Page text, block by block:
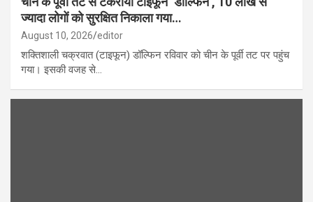
ज्यादा लोगों को सुरक्षित निकाला गया…
August 10, 2026 editor
शक्तिशाली चक्रवात (टाइफून) डॉल्फिन रविवार को चीन के पूर्वी तट पर पहुंच
गया। इसकी वजह से…